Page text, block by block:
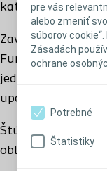
pre vás
alebo zmeniť
súborov
Zásadách
ochrane
Potrebné
Štatistiky
katetrizáciu počas
Zavedenie katétra
Funkcia otvorenia
jednoduché
upevnenie katétra
Štúdie ukázali, že
obľúbenou